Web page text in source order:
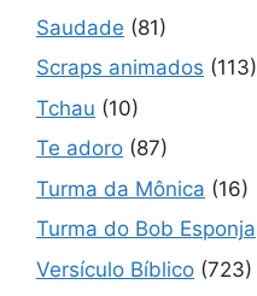
Saudade (81)
Scraps animados (113)
Tchau (10)
Te adoro (87)
Turma da Mônica (16)
Turma do Bob Esponja
Versículo Bíblico (723)